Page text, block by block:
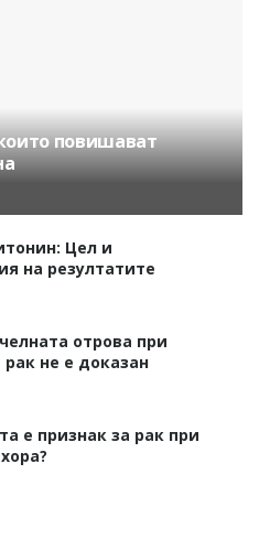
повишават
Цел и
на резултатите
отрова при
не е доказан
е признак за рак при